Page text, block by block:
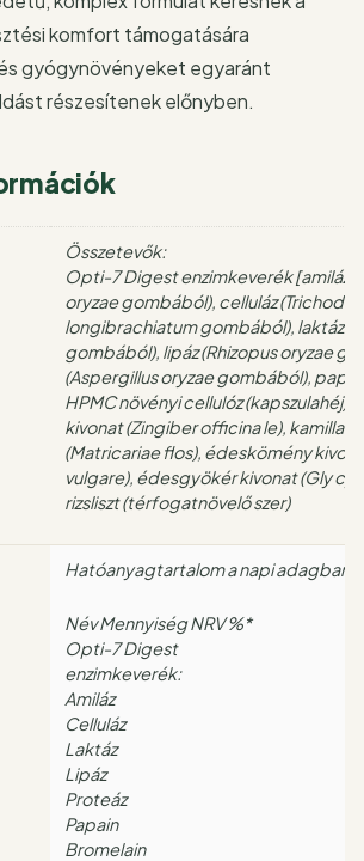
komfort támogatására
gyógynövényeket egyaránt
részesítenek előnyben.
Összetevők:
Opti-7 Digest enzimkeverék [amiláz
oryzae gombából), celluláz
longibrachiatum gombából), laktáz
gombából), lipáz (Rhizopus oryzae
(Aspergillus oryzae gombából),
HPMC növényi cellulóz
kivonat (Zingiber officina le),
(Matricariae flos), édeskömény
vulgare), édesgyökér kivonat (Gly
rizsliszt (térfogatnövelő szer)
Hatóanyagtartalom a napi adagban
Név Mennyiség NRV %*
Opti-7 Digest
enzimkeverék:
Amiláz
Celluláz
Laktáz
Lipáz
Proteáz
Papain
Bromelain